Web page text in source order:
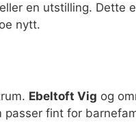
en utstilling. Dette
nytt.
Ebeltoft Vig og
passer fint for